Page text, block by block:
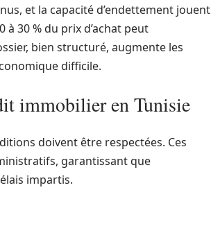
et la capacité d’endettement jouent
30 % du prix d’achat peut
bien structuré, augmente les
difficile.
immobilier en Tunisie
doivent être respectées. Ces
garantissant que
impartis.